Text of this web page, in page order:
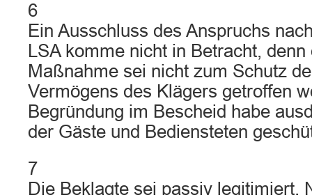
6
Ein Ausschluss des Anspruchs
LSA komme nicht in Betracht,
Maßnahme sei nicht zum Schutz
Vermögens des Klägers getroffen
Begründung im Bescheid habe
der Gäste und Bediensteten
7
Die Beklagte sei passiv legitimiert.